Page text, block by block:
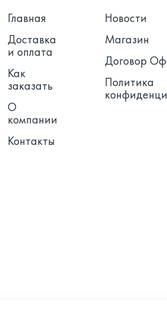
Главная
Доставка
и оплата
Как
заказать
О
компании
Контакты
Новости
Магазин
Договор
Политика